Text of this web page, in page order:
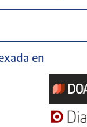
en